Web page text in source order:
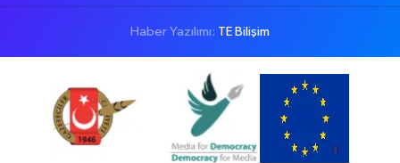
Haber Yazılımı: TE Bilişim